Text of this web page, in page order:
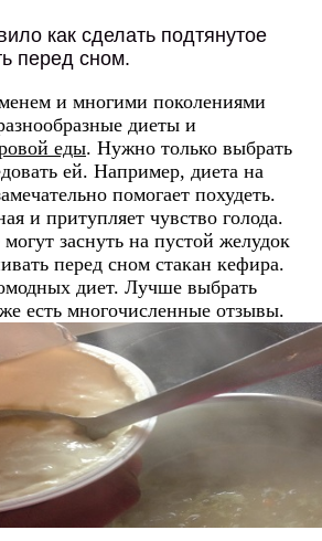
как сделать подтянутое
перед сном.
и многими поколениями
диеты и
еды. Нужно только выбрать
ей. Например, диета на
помогает похудеть.
и притупляет чувство голода.
заснуть на пустой желудок
перед сном стакан кефира.
диет. Лучше выбрать
есть многочисленные отзывы.